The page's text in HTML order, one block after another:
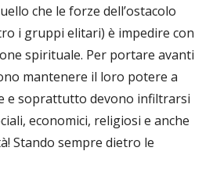
che le forze dell’ostacolo
i gruppi elitari) è impedire con
spirituale. Per portare avanti
mantenere il loro potere a
e soprattutto devono infiltrarsi
economici, religiosi e anche
Stando sempre dietro le